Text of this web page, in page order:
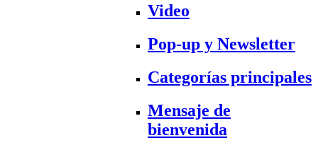
Video
Pop-up y Newsletter
Categorías principales
Mensaje de
bienvenida